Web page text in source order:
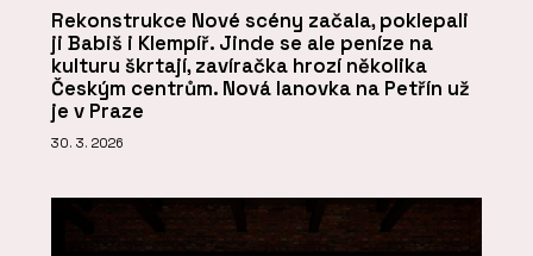
Rekonstrukce Nové scény začala, poklepali
ji Babiš i Klempíř. Jinde se ale peníze na
kulturu škrtají, zavíračka hrozí několika
Českým centrům. Nová lanovka na Petřín už
je v Praze
30. 3. 2026